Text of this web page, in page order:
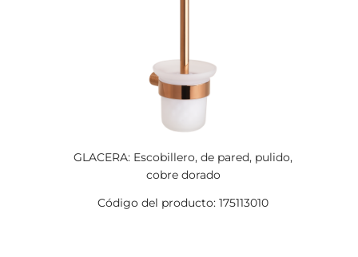
GLACERA: Escobillero, de pared, pulido,
cobre dorado
Código del producto: 175113010